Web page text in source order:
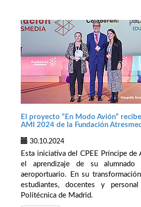
El proyecto “En Modo Avión”
AMI 2024 de la Fundación
30.10.2024
Esta iniciativa del CPEE Príncipe de
el aprendizaje de su alumnado
aeroportuario. En su
estudiantes, docentes y
Politécnica de Madrid.